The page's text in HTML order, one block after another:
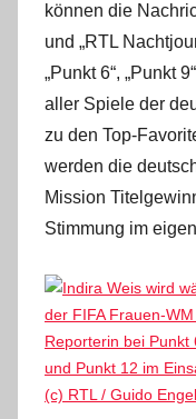
können die
und „RTL
„Punkt 6“, „Punkt
aller Spiele der
zu den Top-
werden die
Mission
Stimmung im